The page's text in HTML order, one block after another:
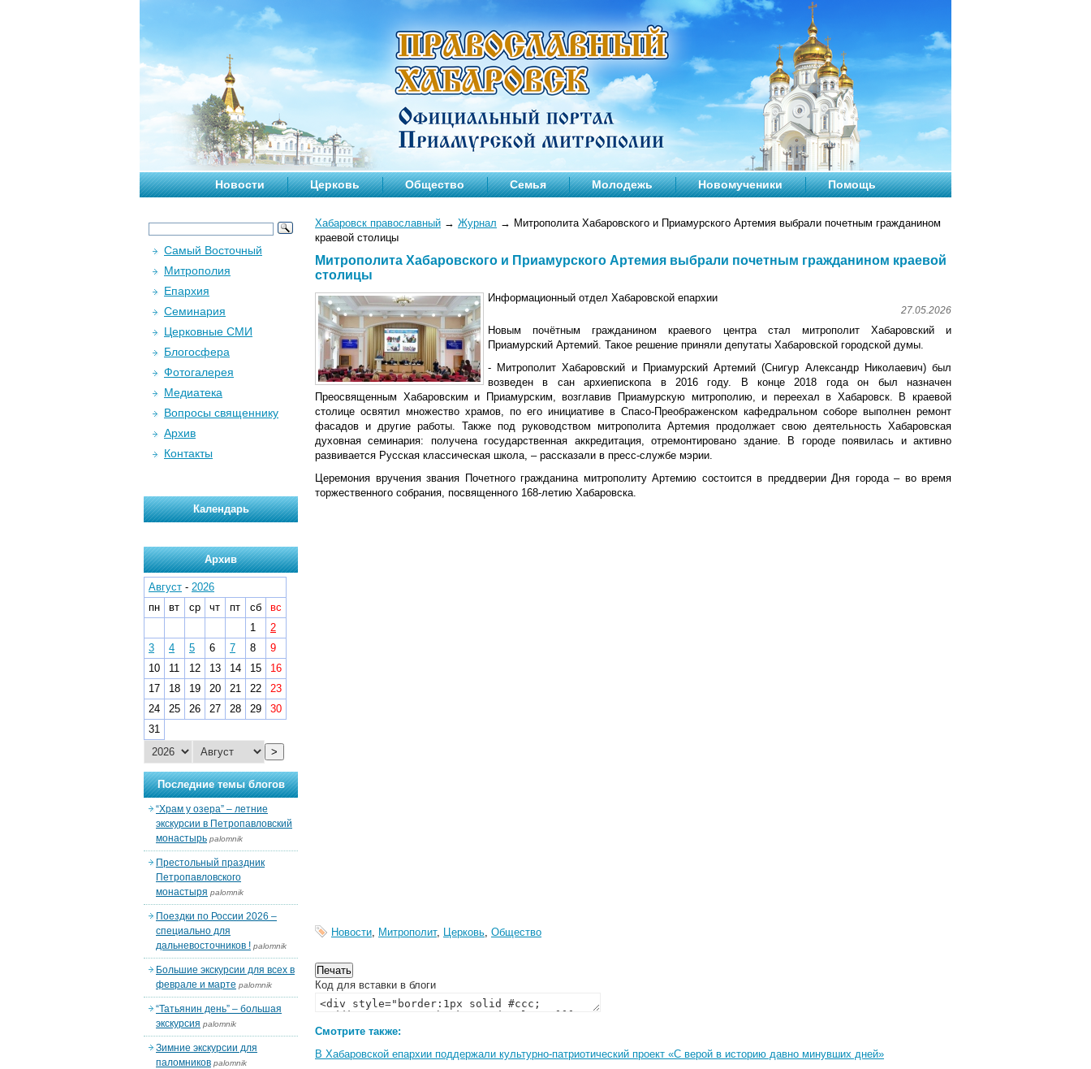
Новости Церковь Общество Семья Молодежь Новомученики Помощь
Хабаровск православный → Журнал → Митрополита Хабаровского и Приамурского Артемия выбрали почетным гражданином
краевой столицы
Митрополита Хабаровского и Приамурского Артемия выбрали почетным гражданином краевой
столицы
Информационный отдел Хабаровской епархии
27.05.2026
Новым почётным гражданином краевого центра стал митрополит Хабаровский и
Приамурский Артемий. Такое решение приняли депутаты Хабаровской городской думы.
- Митрополит Хабаровский и Приамурский Артемий (Снигур Александр Николаевич) был
возведен в сан архиепископа в 2016 году. В конце 2018 года он был назначен
Преосвященным Хабаровским и Приамурским, возглавив Приамурскую митрополию, и переехал в Хабаровск. В краевой
столице освятил множество храмов, по его инициативе в Спасо-Преображенском кафедральном соборе выполнен ремонт
фасадов и другие работы. Также под руководством митрополита Артемия продолжает свою деятельность Хабаровская
духовная семинария: получена государственная аккредитация, отремонтировано здание. В городе появилась и активно
развивается Русская классическая школа, – рассказали в пресс-службе мэрии.
Церемония вручения звания Почетного гражданина митрополиту Артемию состоится в преддверии Дня города – во время
торжественного собрания, посвященного 168-летию Хабаровска.
Новости, Митрополит, Церковь, Общество
Код для вставки в блоги
Смотрите также:
В Хабаровской епархии поддержали культурно-патриотический проект «С верой в историю давно минувших дней»
Самый Восточный
Митрополия
Епархия
Семинария
Церковные СМИ
Блогосфера
Фотогалерея
Медиатека
Вопросы священнику
Архив
Контакты
Календарь
Архив
Август - 2026
пн
вт ср чт пт сб
вс
1
2
3
4 5 6 7 8
9
10
11 12 13 14 15
16
17
18 19 20 21 22
23
24
25 26 27 28 29
30
31
>
Последние темы блогов
“Храм у озера” – летние
экскурсии в Петропавловский
монастырь palomnik
Престольный праздник
Петропавловского
монастыря palomnik
Поездки по России 2026 –
специально для
дальневосточников ! palomnik
Большие экскурсии для всех в
феврале и марте palomnik
“Татьянин день” – большая
экскурсия palomnik
Зимние экскурсии для
паломников palomnik